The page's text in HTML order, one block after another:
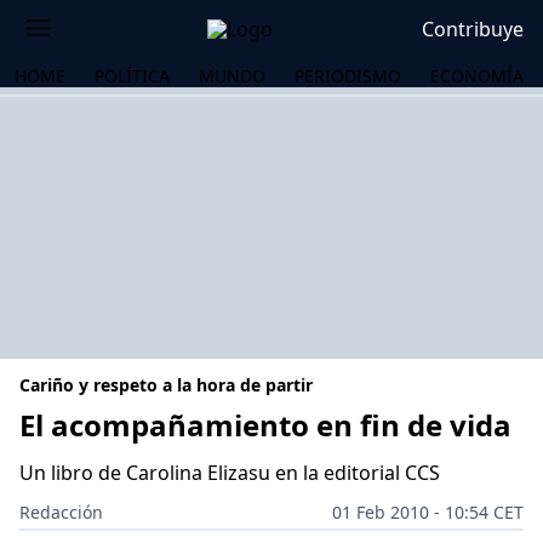
Contribuye
HOME POLÍTICA MUNDO PERIODISMO ECONOMÍA
Cariño y respeto a la hora de partir
El acompañamiento en fin de vida
Un libro de Carolina Elizasu en la editorial CCS
Redacción
01 Feb 2010 - 10:54 CET